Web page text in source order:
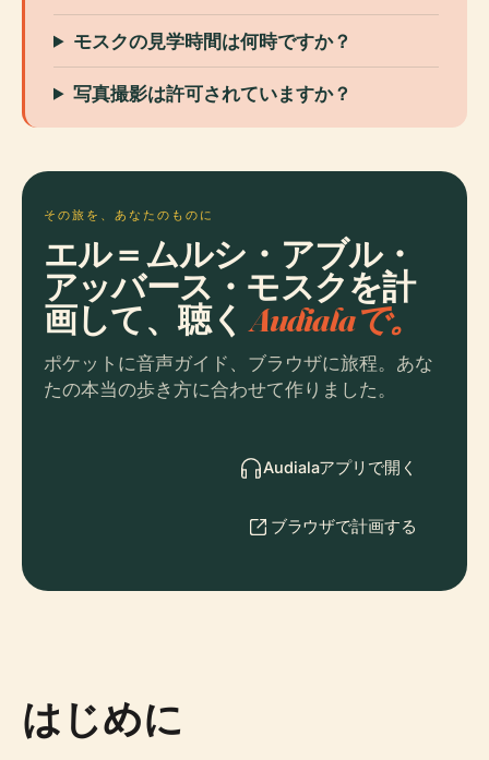
モスクの見学時間は何時ですか？
写真撮影は許可されていますか？
その旅を、あなたのものに
エル＝ムルシ・アブル・
アッバース・モスクを計
画して、聴く Audialaで。
ポケットに音声ガイド、ブラウザに旅程。あな
たの本当の歩き方に合わせて作りました。
Audialaアプリで開く
ブラウザで計画する
はじめに